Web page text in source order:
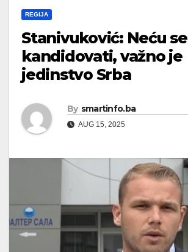
REGIJA
Stanivuković: Neću se
kandidovati, važno je
jedinstvo Srba
By smartinfo.ba
AUG 15, 2025